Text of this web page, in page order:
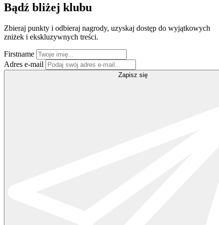
Bądź bliżej klubu
Zbieraj punkty i odbieraj nagrody, uzyskaj dostęp do wyjątkowych
zniżek i ekskluzywnych treści.
Firstname
Adres e-mail
Zapisz się